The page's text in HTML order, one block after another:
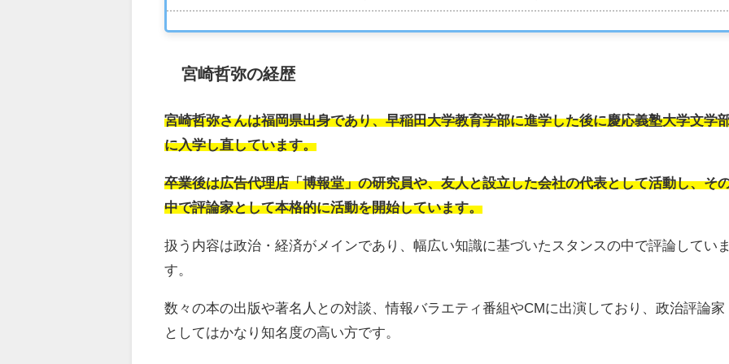
宮崎哲弥の経歴
宮崎哲弥さんは福岡県出身であり、早稲田大学教育学部に進学した後に慶応義塾大学文学
に入学し直しています。
卒業後は広告代理店「博報堂」の研究員や、友人と設立した会社の代表として活動し、そ
中で評論家として本格的に活動を開始しています。
扱う内容は政治・経済がメインであり、幅広い知識に基づいたスタンスの中で評論していま
す。
数々の本の出版や著名人との対談、情報バラエティ番組やCMに出演しており、政治評論家
としてはかなり知名度の高い方です。